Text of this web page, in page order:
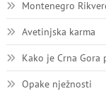
Montenegro
Avetinjska karma
Kako je Crna
Opake nježnosti